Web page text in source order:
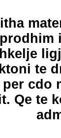
te
per cdo
Qe te